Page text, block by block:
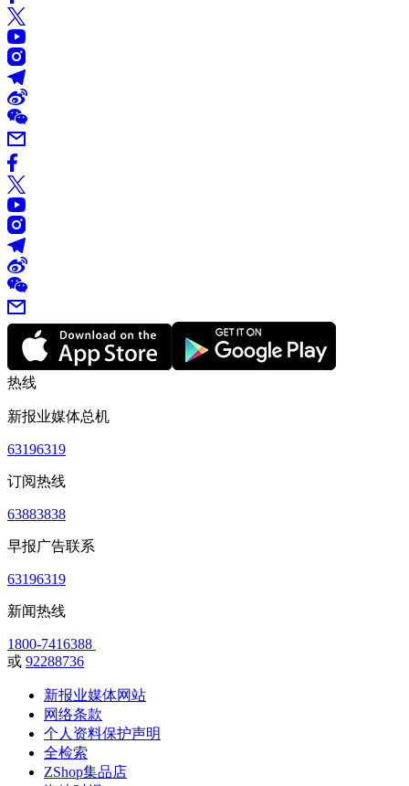
热线
新报业媒体总机
63196319
订阅热线
63883838
早报广告联系
63196319
新闻热线
1800-7416388
或 92288736
新报业媒体网站
网络条款
个人资料保护声明
全检索
ZShop集品店